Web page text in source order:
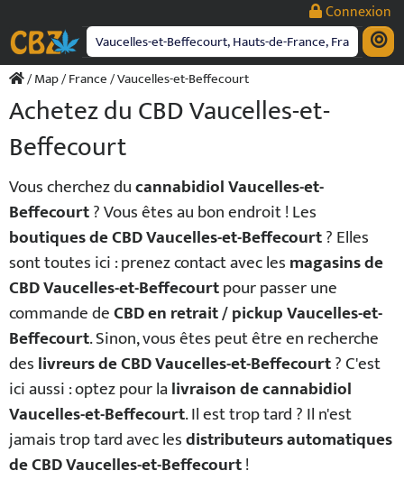
contenu
Connexion
/Map/France/ Vaucelles-et-Beffecourt
Achetez du CBD Vaucelles-et-
Beffecourt
Vous cherchez ducannabidiol Vaucelles-et-
Beffecourt? Vous êtes au bon endroit ! Les
boutiques de CBD Vaucelles-et-Beffecourt? Elles
sont toutes ici : prenez contact avec lesmagasins de
CBD Vaucelles-et-Beffecourtpour passer une
commande deCBD en retrait / pickup Vaucelles-et-
Beffecourt. Sinon, vous êtes peut être en recherche
deslivreurs de CBD Vaucelles-et-Beffecourt? C'est
ici aussi : optez pour lalivraison de cannabidiol
Vaucelles-et-Beffecourt. Il est trop tard ? Il n'est
jamais trop tard avec lesdistributeurs automatiques
de CBD Vaucelles-et-Beffecourt!